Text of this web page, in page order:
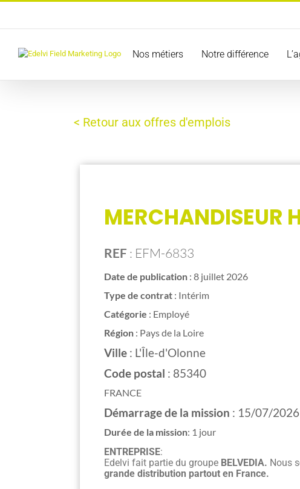
contenu
Nos métiers Notre différence
< Retour aux offres d'emplois
MERCHANDISEUR
REF : EFM-6833
Date de publication : 8 juillet 2026
Type de contrat : Intérim
Catégorie : Employé
Région : Pays de la Loire
Ville : L'Île-d'Olonne
Code postal : 85340
FRANCE
Démarrage de la mission : 15/07/2026
Durée de la mission: 1 jour
ENTREPRISE:
Edelvi fait partie du groupe BELVEDIA. Nous
grande distribution partout en France.